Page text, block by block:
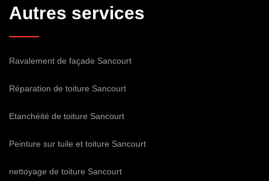
Autres services
Ravalement de façade Sancourt
Réparation de toiture Sancourt
Etanchéité de toiture Sancourt
Peinture sur tuile et toiture Sancourt
nettoyage de toiture Sancourt